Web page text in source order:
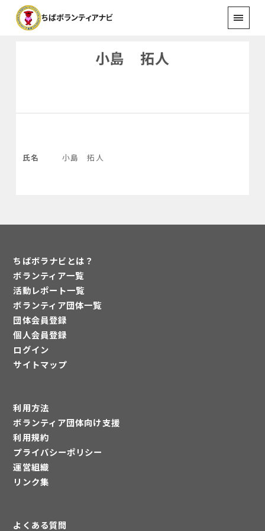
小島 拓人
氏名 小島 拓人
ちばボラナビとは？
ボランティア一覧
活動レポート一覧
ボランティア団体一覧
団体会員登録
個人会員登録
ログイン
サイトマップ
利用方法
ボランティア団体向け支援
利用規約
プライバシーポリシー
運営組織
リンク集
よくある質問